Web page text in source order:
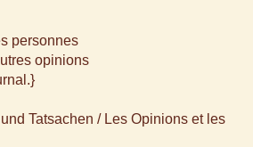
personnes
opinions
Tatsachen / Les Opinions et les